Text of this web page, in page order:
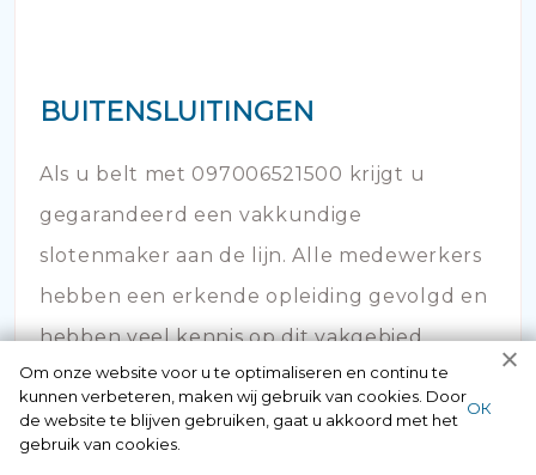
BUITENSLUITINGEN
Als u belt met 097006521500 krijgt u
gegarandeerd een vakkundige
slotenmaker aan de lijn. Alle medewerkers
hebben een erkende opleiding gevolgd en
hebben veel kennis op dit vakgebied.
Om onze website voor u te optimaliseren en continu te
kunnen verbeteren, maken wij gebruik van cookies. Door
de website te blijven gebruiken, gaat u akkoord met het
gebruik van cookies.
ОК